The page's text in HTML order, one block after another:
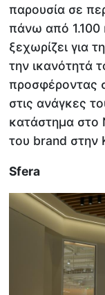
παρουσία σε
πάνω από 1.100
ξεχωρίζει για
την ικανότητά
προσφέροντας
στις ανάγκες
κατάστημα στο
του brand στην
Sfera